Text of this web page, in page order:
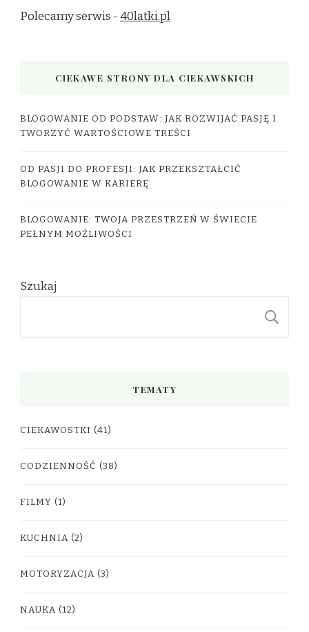
Polecamy serwis -40latki.pl
CIEKAWE STRONY DLA CIEKAWSKICH
BLOGOWANIE OD PODSTAW: JAK ROZWIJAĆ PASJĘ I
TWORZYĆ WARTOŚCIOWE TREŚCI
OD PASJI DO PROFESJI: JAK PRZEKSZTAŁCIĆ
BLOGOWANIE W KARIERĘ
BLOGOWANIE: TWOJA PRZESTRZEŃ W ŚWIECIE
PEŁNYM MOŻLIWOŚCI
Szukaj
TEMATY
CIEKAWOSTKI (41)
CODZIENNOŚĆ (38)
FILMY (1)
KUCHNIA (2)
MOTORYZACJA (3)
NAUKA (12)